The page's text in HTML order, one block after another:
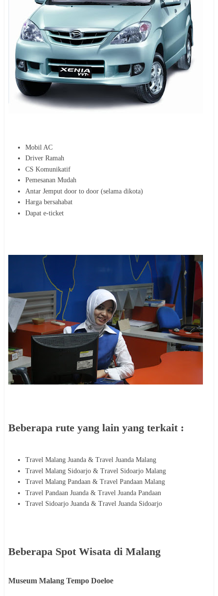
Mobil AC
Driver Ramah
CS Komunikatif
Pemesanan Mudah
Antar Jemput door to door (selama dikota)
Harga bersahabat
Dapat e-ticket
Beberapa rute yang lain yang terkait :
Travel Malang Juanda & Travel Juanda Malang
Travel Malang Sidoarjo & Travel Sidoarjo Malang
Travel Malang Pandaan & Travel Pandaan Malang
Travel Pandaan Juanda & Travel Juanda Pandaan
Travel Sidoarjo Juanda & Travel Juanda Sidoarjo
Beberapa Spot Wisata di Malang
Museum Malang Tempo Doeloe